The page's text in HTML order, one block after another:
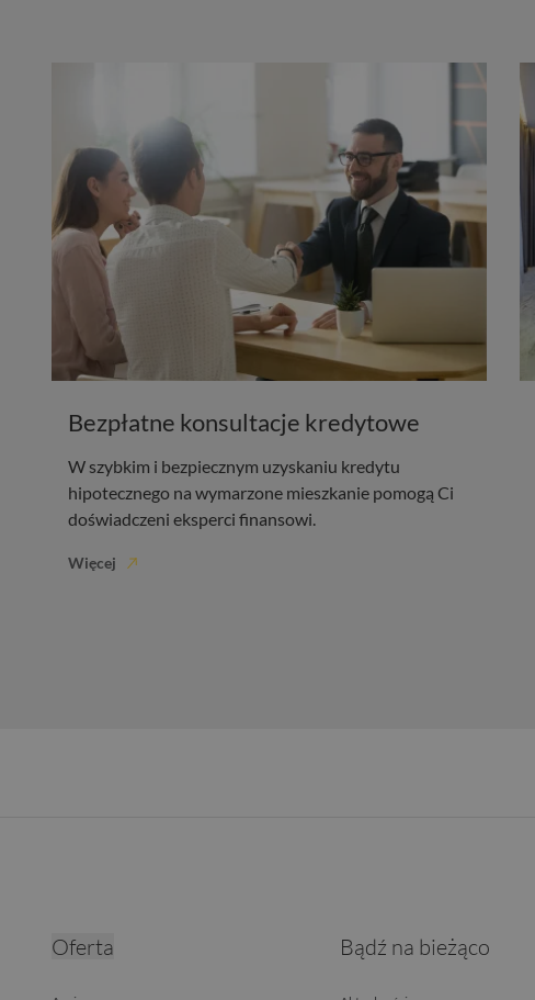
Bezpłatne konsultacje kredytowe
W szybkim i bezpiecznym uzyskaniu kredytu
hipotecznego na wymarzone mieszkanie pomogą Ci
doświadczeni eksperci finansowi.
Więcej
Oferta Bądź na bieżąco